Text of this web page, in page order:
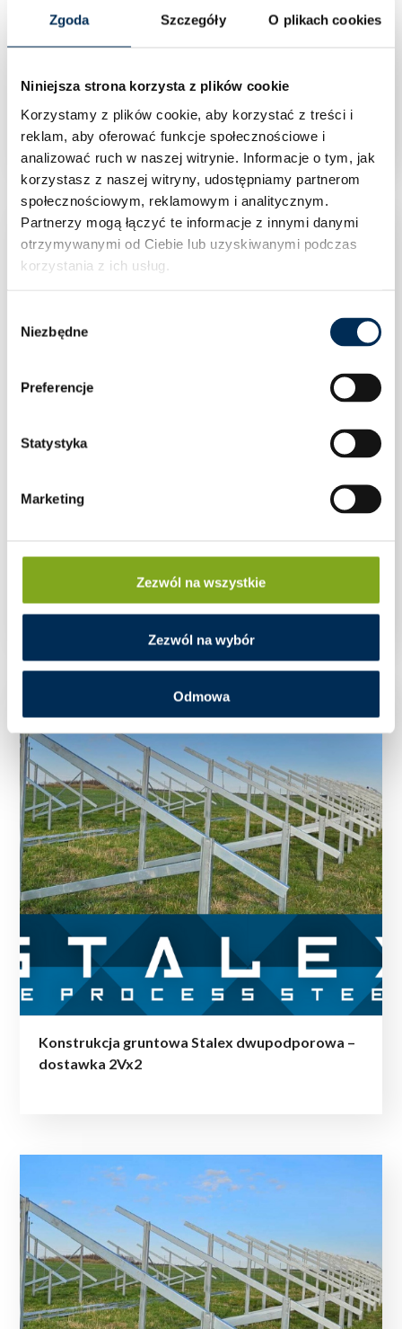
Zgoda Szczegóły O plikach cookies
Niniejsza strona korzysta z plików cookie
Korzystamy z plików cookie, aby korzystać z treści i
reklam, aby oferować funkcje społecznościowe i
analizować ruch w naszej witrynie. Informacje o tym, jak
korzystasz z naszej witryny, udostępniamy partnerom
społecznościowym, reklamowym i analitycznym.
Partnerzy mogą łączyć te informacje z innymi danymi
otrzymywanymi od Ciebie lub uzyskiwanymi podczas
korzystania z ich usług.
zgody
Niezbędne
Preferencje
Statystyka
Marketing
Zezwól na wszystkie
Zezwól na wybór
Odmowa
Konstrukcja gruntowa Stalex dwupodporowa –
dostawka 2Vx1
dwupodporowa Stalex
Konstrukcja gruntowa Stalex dwupodporowa –
dostawka 2Vx2